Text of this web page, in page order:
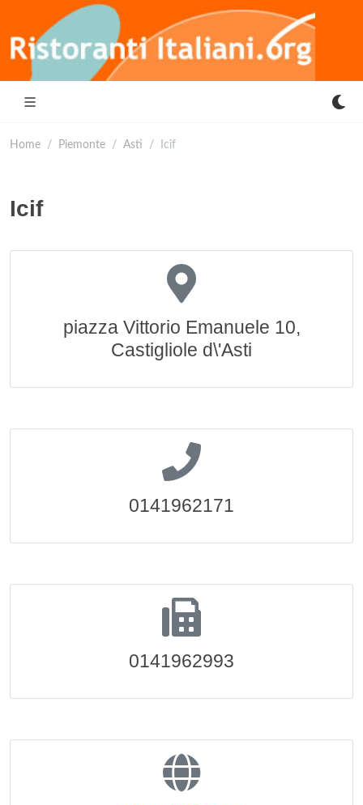
Home Piemonte Asti Icif
Icif
piazza Vittorio Emanuele 10,
Castigliole d\'Asti
0141962171
0141962993